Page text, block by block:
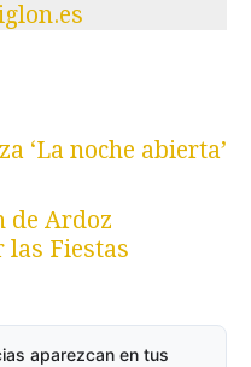
‘La noche abierta’
de Ardoz
las Fiestas
aparezcan en tus